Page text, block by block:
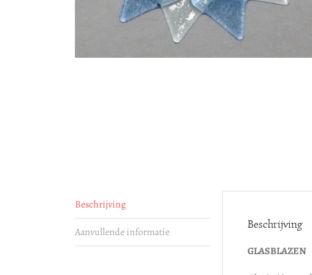
Beschrijving
Aanvullende informatie
Beschrijving
GLASBLAZEN